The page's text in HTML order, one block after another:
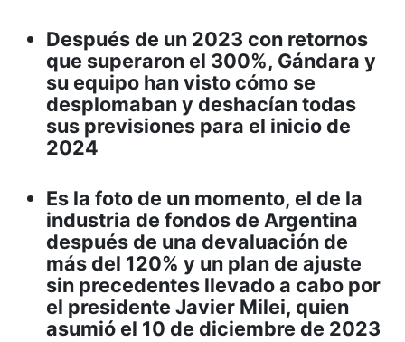
Después de un 2023 con retornos
que superaron el 300%, Gándara y
su equipo han visto cómo se
desplomaban y deshacían todas
sus previsiones para el inicio de
2024
Es la foto de un momento, el de la
industria de fondos de Argentina
después de una devaluación de
más del 120% y un plan de ajuste
sin precedentes llevado a cabo por
el presidente Javier Milei, quien
asumió el 10 de diciembre de 2023